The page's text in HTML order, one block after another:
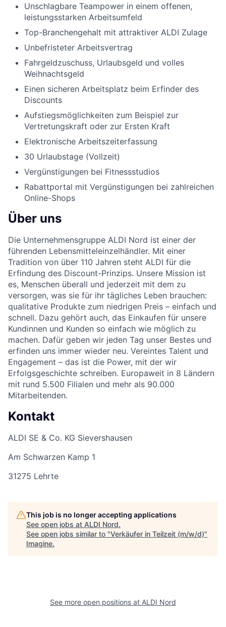
Unschlagbare Teampower in einem offenen,
leistungsstarken Arbeitsumfeld
Top-Branchengehalt mit attraktiver ALDI Zulage
Unbefristeter Arbeitsvertrag
Fahrgeldzuschuss, Urlaubsgeld und volles
Weihnachtsgeld
Einen sicheren Arbeitsplatz beim Erfinder des
Discounts
Aufstiegsmöglichkeiten zum Beispiel zur
Vertretungskraft oder zur Ersten Kraft
Elektronische Arbeitszeiterfassung
30 Urlaubstage (Vollzeit)
Vergünstigungen bei Fitnessstudios
Rabattportal mit Vergünstigungen bei zahlreichen
Online-Shops
Über uns
Die Unternehmensgruppe ALDI Nord ist einer der
führenden Lebensmitteleinzelhändler. Mit einer
Tradition von über 110 Jahren steht ALDI für die
Erfindung des Discount-Prinzips. Unsere Mission ist
es, Menschen überall und jederzeit mit dem zu
versorgen, was sie für ihr tägliches Leben brauchen:
qualitative Produkte zum niedrigen Preis – einfach und
schnell. Dazu gehört auch, das Einkaufen für unsere
Kundinnen und Kunden so einfach wie möglich zu
machen. Dafür geben wir jeden Tag unser Bestes und
erfinden uns immer wieder neu. Vereintes Talent und
Engagement – das ist die Power, mit der wir
Erfolgsgeschichte schreiben. Europaweit in 8 Ländern
mit rund 5.500 Filialen und mehr als 90.000
Mitarbeitenden.
Kontakt
ALDI SE & Co. KG Sievershausen
Am Schwarzen Kamp 1
31275 Lehrte
This job is no longer accepting applications
See open jobs at ALDI Nord.
See open jobs similar to "Verkäufer in Teilzeit (m/w/d)"
Imagine.
See more open positions at ALDI Nord